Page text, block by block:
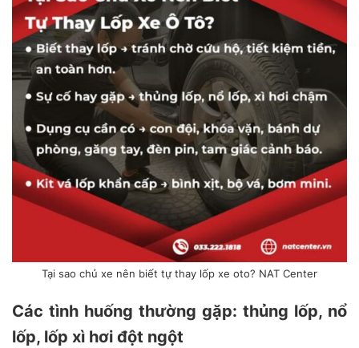
Tại sao chủ xe nên biết tự thay lốp xe oto? NAT Center
Các tình huống thường gặp: thủng lốp, nổ
lốp, lốp xì hơi đột ngột